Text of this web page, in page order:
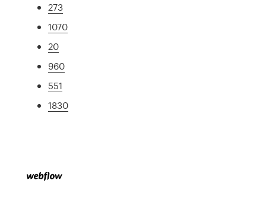
273
1070
20
960
551
1830